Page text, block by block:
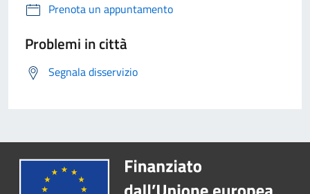
Prenota un appuntamento
Problemi in città
Segnala disservizio